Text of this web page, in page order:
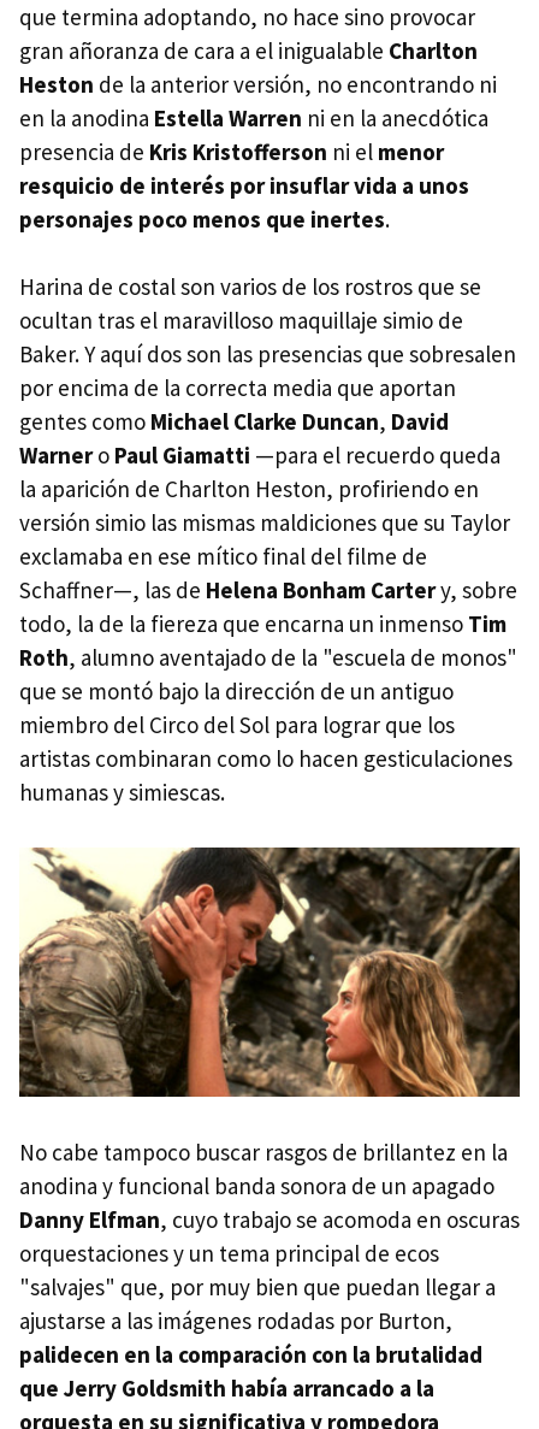
que termina adoptando, no hace sino provocar
gran añoranza de cara a el inigualable Charlton
Heston de la anterior versión, no encontrando ni
en la anodina Estella Warren ni en la anecdótica
presencia de Kris Kristofferson ni el menor
resquicio de interés por insuflar vida a unos
personajes poco menos que inertes.
Harina de costal son varios de los rostros que se
ocultan tras el maravilloso maquillaje simio de
Baker. Y aquí dos son las presencias que sobresalen
por encima de la correcta media que aportan
gentes como Michael Clarke Duncan, David
Warnero Paul Giamatti —para el recuerdo queda
la aparición de Charlton Heston, profiriendo en
versión simio las mismas maldiciones que su Taylor
exclamaba en ese mítico final del filme de
Schaffner—, las de Helena Bonham Cartery, sobre
todo, la de la fiereza que encarna un inmenso Tim
Roth, alumno aventajado de la "escuela de monos"
que se montó bajo la dirección de un antiguo
miembro del Circo del Sol para lograr que los
artistas combinaran como lo hacen gesticulaciones
humanas y simiescas.
No cabe tampoco buscar rasgos de brillantez en la
anodina y funcional banda sonora de un apagado
Danny Elfman, cuyo trabajo se acomoda en oscuras
orquestaciones y un tema principal de ecos
"salvajes" que, por muy bien que puedan llegar a
ajustarse a las imágenes rodadas por Burton,
palidecen en la comparación con la brutalidad
que Jerry Goldsmith había arrancado a la
orquesta en su significativa y rompedora